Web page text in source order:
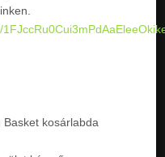
Basket kosárlabda